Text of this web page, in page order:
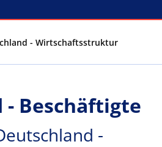
- Wirtschaftsstruktur
- Beschäftigte
-